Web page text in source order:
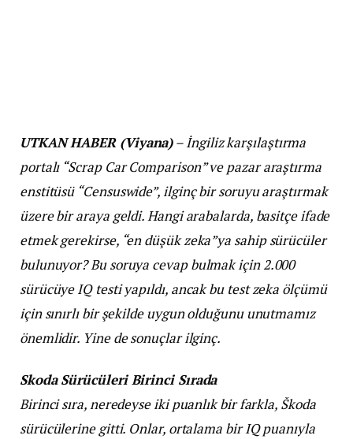
UTKAN HABER (Viyana)– İngiliz karşılaştırma
portalı “Scrap Car Comparison” ve pazar araştırma
enstitüsü “Censuswide”, ilginç bir soruyu araştırmak
üzere bir araya geldi. Hangi arabalarda, basitçe ifade
etmek gerekirse, “en düşük zeka”ya sahip sürücüler
bulunuyor? Bu soruya cevap bulmak için 2.000
sürücüye IQ testi yapıldı, ancak bu test zeka ölçümü
için sınırlı bir şekilde uygun olduğunu unutmamız
önemlidir. Yine de sonuçlar ilginç.
Skoda Sürücüleri Birinci Sırada
Birinci sıra, neredeyse iki puanlık bir farkla, Škoda
sürücülerine gitti. Onlar, ortalama bir IQ puanıyla